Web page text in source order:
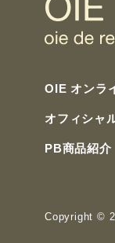
OIE オンラ
オフィシャ
PB商品紹介
Copyright ©